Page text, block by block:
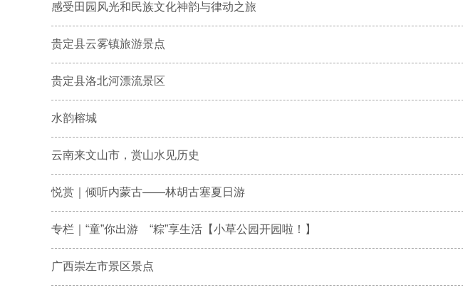
感受田园风光和民族文化神韵与律动之旅
贵定县云雾镇旅游景点
贵定县洛北河漂流景区
水韵榕城
云南来文山市，赏山水见历史
悦赏｜倾听内蒙古——林胡古塞夏日游
专栏｜“童”你出游 “粽”享生活【小草公园开园啦！】
广西崇左市景区景点